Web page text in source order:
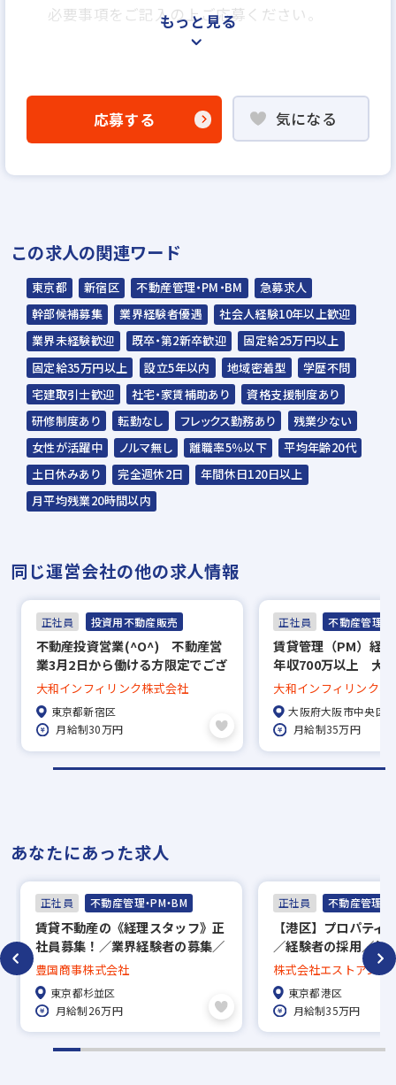
必要事項をご記入の上ご応募ください。
「応募フォームへ」よりエントリー
書類選考
※通過された方に面接日などをご連絡しま
用基準ですので、何でも聞いて下さい！
↓
個別面接（1回～2回）
※面接日時はご希望を考慮します。
※仕事のこと、会社のこと、何でも遠慮なく
聞いてください。
↓
内定
※選考結果通知：面接後7日以内
もっと見る
応募する 気になる
この求人の関連ワード
東京都 新宿区 不動産管理・PM・BM
急募求人
幹部候補募集
業界経験者優遇
社会人経験10年以上歓迎
業界未経験歓迎
既卒・第2新卒歓迎
固定給25万円以上
固定給35万円以上
設立5年以内 地域密着型
学歴不問
宅建取引士歓迎
社宅・家賃補助あり
資格支援制度あり
研修制度あり
転勤なし フレックス勤務あり
残業少ない
女性が活躍中
ノルマ無し 離職率5％以下
平均年齢20代
土日休みあり
完全週休2日
年間休日120日以上
月平均残業20時間以内
同じ運営会社の他の求人情報
正社員 投資用不動産販売
不動産投資営業(^O^) 不動産営
業3月2日から働ける方限定でござ
います。女性髪色髪型ネイル洋服
ピアス自由。人生を本気で変えた
い人だけクリックして下さい。
大和インフィリンク株式会社
東京都新宿区
月給制30万円
正社員 不動産管理・
賃貸管理（PM）経
年収700万以上 大
げメンバー
大和インフィリンク株
大阪府大阪市中央区
月給制35万円
あなたにあった求人
正社員 不動産管理・PM・BM
賃貸不動産の《経理スタッフ》正
社員募集！／業界経験者の募集／
土日休み相談可能
豊国商事株式会社
東京都杉並区
月給制26万円
正社員 不動産管理・
【港区】プロパティ
／経験者の採用／年
日祝休／残業少なく
フバランス◎
株式会社エストアンド
東京都港区
月給制35万円